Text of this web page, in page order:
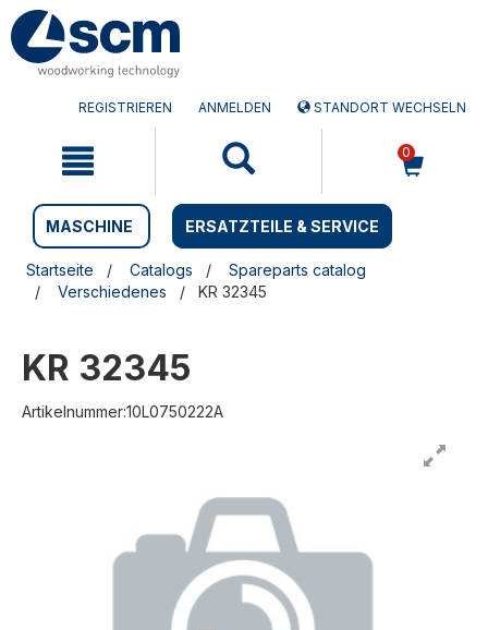
Zum
Inhalt
springen
Zum
Navigationsmen�
springen
REGISTRIEREN ANMELDEN STANDORT WECHSELN
0
MASCHINE ERSATZTEILE & SERVICE
Startseite Catalogs
Spareparts catalog
Verschiedenes
KR 32345
KR 32345
Artikelnummer:10L0750222A